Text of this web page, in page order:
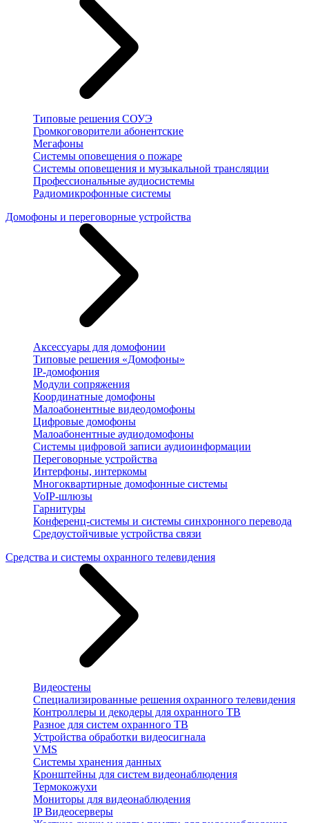
Типовые решения СОУЭ
Громкоговорители абонентские
Мегафоны
Системы оповещения о пожаре
Системы оповещения и музыкальной трансляции
Профессиональные аудиосистемы
Радиомикрофонные системы
Домофоны и переговорные устройства
Аксессуары для домофонии
Типовые решения «Домофоны»
IP-домофония
Модули сопряжения
Координатные домофоны
Малоабонентные видеодомофоны
Цифровые домофоны
Малоабонентные аудиодомофоны
Системы цифровой записи аудиоинформации
Переговорные устройства
Интерфоны, интеркомы
Многоквартирные домофонные системы
VoIP-шлюзы
Гарнитуры
Конференц-системы и системы синхронного перевода
Средоустойчивые устройства связи
Средства и системы охранного телевидения
Видеостены
Специализированные решения охранного телевидения
Контроллеры и декодеры для охранного ТВ
Разное для систем охранного ТВ
Устройства обработки видеосигнала
VMS
Системы хранения данных
Кронштейны для систем видеонаблюдения
Термокожухи
Мониторы для видеонаблюдения
IP Видеосерверы